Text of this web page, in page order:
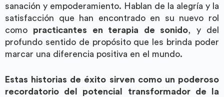
sanación y empoderamiento. Hablan de la alegría y la
satisfacción que han encontrado en su nuevo rol
como practicantes en terapia de sonido, y del
profundo sentido de propósito que les brinda poder
marcar una diferencia positiva en el mundo.
Estas historias de éxito sirven como un poderoso
recordatorio del potencial transformador de la